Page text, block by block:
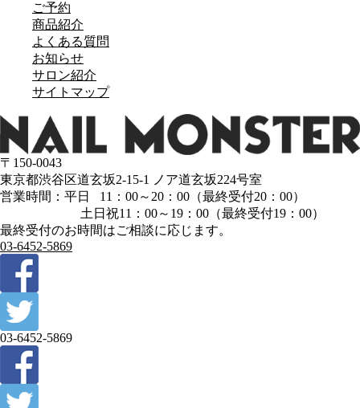
ご予約
商品紹介
よくある質問
お知らせ
サロン紹介
サイトマップ
〒150-0043
東京都渋谷区道玄坂2-15-1 ノア道玄坂224号室
営業時間：平日 11：00～20：00（最終受付20：00）
土日祝11：00～19：00（最終受付19：00）
最終受付のお時間はご相談に応じます。
03-6452-5869
03-6452-5869